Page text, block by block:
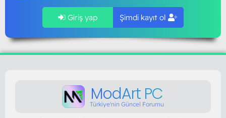
Giriş yap Şimdi kayıt ol
ModArt PC
Türkiye'nin Güncel Forumu